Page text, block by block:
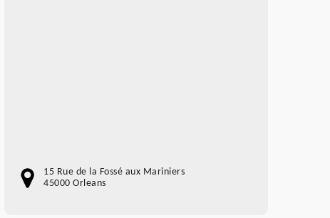
15 Rue de la Fossé aux Mariniers
45000 Orleans